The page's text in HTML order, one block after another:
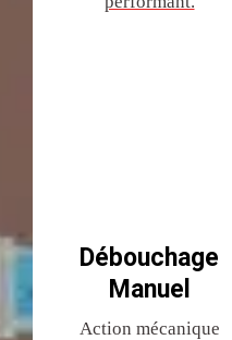
Débouchage
Manuel
Action mécanique